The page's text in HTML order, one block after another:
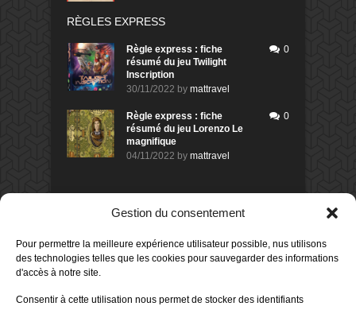
Gestion du consentement
Pour permettre la meilleure expérience utilisateur possible, nus utilisons
des technologies telles que les cookies pour sauvegarder des informations
d'accès à notre site.
Consentir à cette utilisation nous permet de stocker des identifiants
RÈGLES EXPRESS
Règle express : fiche
résumé du jeu Twilight
Inscription
30/11/2022 by mattravel
0
Règle express : fiche
résumé du jeu Lorenzo Le
magnifique
04/11/2022 by mattravel
0
DERNIERS AVIS DES MEMBRES
Avis de
Sur le jeu Collect!
il y a 22 heures
Avis demorlockbob
80%